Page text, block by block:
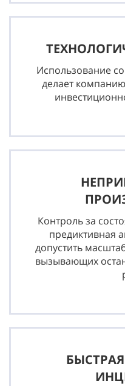
Использование
делает
Контроль за
предиктивная
допустить
вызывающих